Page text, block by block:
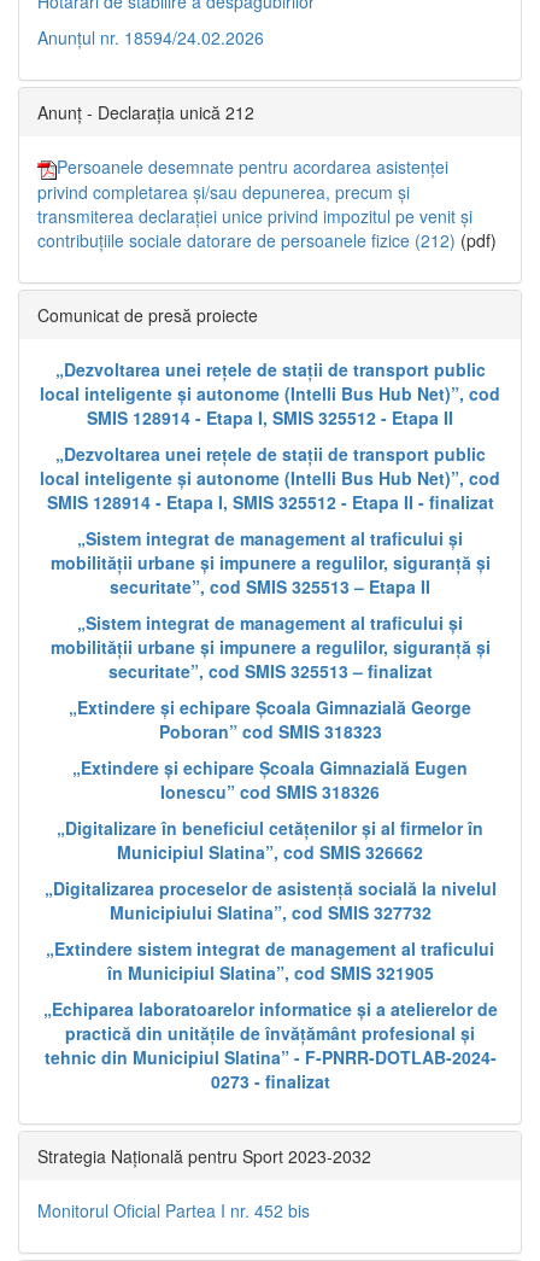
Anunțul nr. 18594/24.02.2026
Anunț - Declarația unică 212
Persoanele desemnate pentru acordarea asistenței
privind completarea și/sau depunerea, precum și
transmiterea declarației unice privind impozitul pe venit și
contribuțiile sociale datorare de persoanele fizice (212) (pdf)
Comunicat de presă proiecte
„Dezvoltarea unei rețele de stații de transport public
local inteligente și autonome (Intelli Bus Hub Net)”, cod
SMIS 128914 - Etapa I, SMIS 325512 - Etapa II
„Dezvoltarea unei rețele de stații de transport public
local inteligente și autonome (Intelli Bus Hub Net)”, cod
SMIS 128914 - Etapa I, SMIS 325512 - Etapa II - finalizat
„Sistem integrat de management al traficului și
mobilității urbane și impunere a regulilor, siguranță și
securitate”, cod SMIS 325513 – Etapa II
„Sistem integrat de management al traficului și
mobilității urbane și impunere a regulilor, siguranță și
securitate”, cod SMIS 325513 – finalizat
„Extindere și echipare Școala Gimnazială George
Poboran” cod SMIS 318323
„Extindere și echipare Școala Gimnazială Eugen
Ionescu” cod SMIS 318326
„Digitalizare în beneficiul cetățenilor și al firmelor în
Municipiul Slatina”, cod SMIS 326662
„Digitalizarea proceselor de asistență socială la nivelul
Municipiului Slatina”, cod SMIS 327732
„Extindere sistem integrat de management al traficului
în Municipiul Slatina”, cod SMIS 321905
„Echiparea laboratoarelor informatice și a atelierelor de
practică din unitățile de învățământ profesional și
tehnic din Municipiul Slatina” - F-PNRR-DOTLAB-2024-
0273 - finalizat
Strategia Națională pentru Sport 2023-2032
Monitorul Oficial Partea I nr. 452 bis